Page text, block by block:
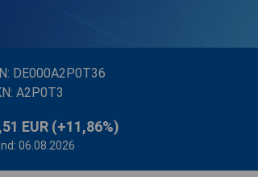
DE000A2P0T36
A2P0T3
EUR (+11,86%)
06.08.2026